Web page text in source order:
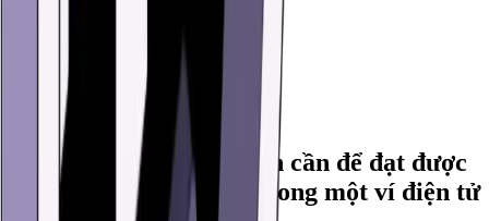
Đã tạo 86.723.000 ví
Hãy tạo ngay cho mình một cái
Tất cả các tính năng bạn cần để đạt được
tự do tài chính đều có trong một ví điện tử